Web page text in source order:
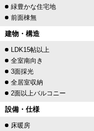
緑豊かな住宅地
前面棟無
建物・構造
LDK15帖以上
全室南向き
3面採光
全居室収納
2面以上バルコニー
設備・仕様
床暖房